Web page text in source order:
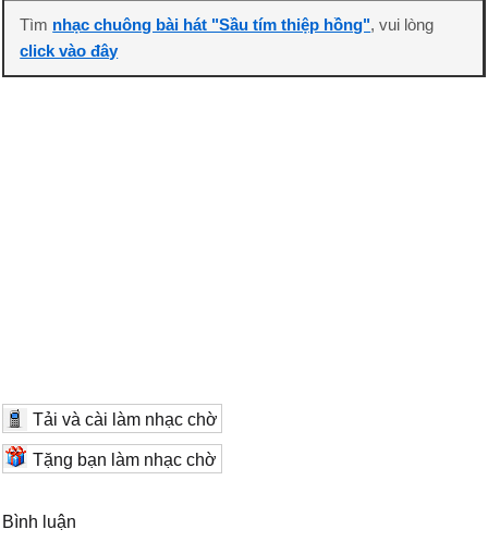
Tìm nhạc chuông bài hát "Sầu tím thiệp hồng", vui lòng
click vào đây
Tải và cài làm nhạc chờ
Tặng bạn làm nhạc chờ
Bình luận